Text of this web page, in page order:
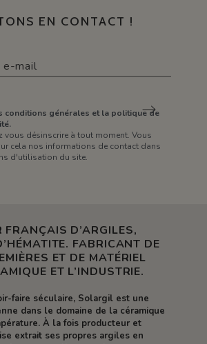
EN CONTACT !
conditions générales et la politique de
vous désinscrire à tout moment. Vous
cela nos informations de contact dans
d'utilisation du site.
FRANÇAIS D’ARGILES,
FABRICANT DE
ET DE MATÉRIEL
ET L’INDUSTRIE.
faire séculaire, Solargil est une
dans le domaine de la céramique
À la fois producteur et
extrait ses propres argiles en